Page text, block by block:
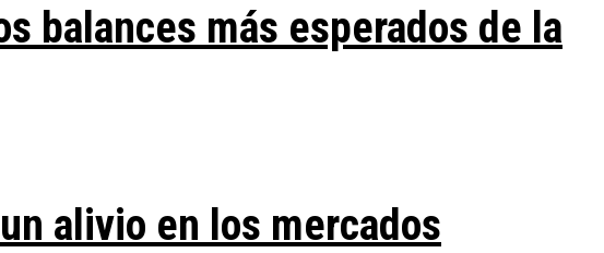
balances más esperados de la
alivio en los mercados